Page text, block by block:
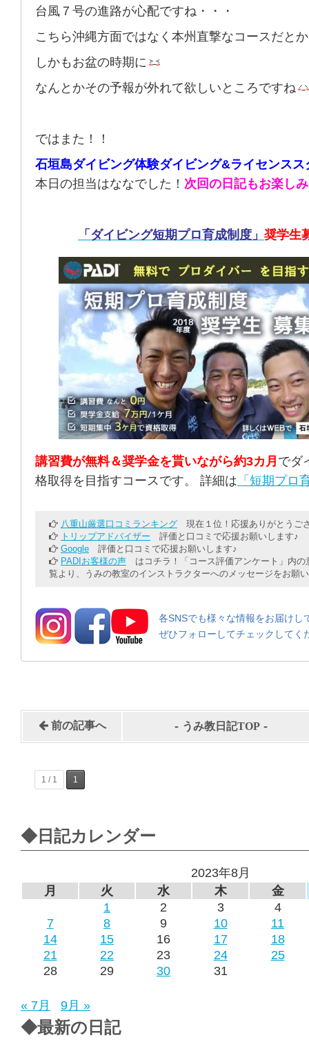
台風７号の進路が心配ですね・・・
こちら沖縄方面ではなく本州直撃なコースだと
しかもお盆の時期に
なんとかその予報が外れて欲しいところですね
ではまた！！
石垣島ダイビング体験ダイビング&ライセンスス
本日の担当はななでした！ 次回の日記もお楽し
「ダイビング短期プロ育成制度」 奨学生
講習費が無料＆奨学金を貰いながら約3カ月 でダ
格取得を目指すコースです。 詳細は 「短期プロ
八重山厳選口コミランキング 現在１位！応援ありがとうご
トリップアドバイザー 評価と口コミで応援お願いします♪
Google 評価と口コミで応援お願いします♪
PADIお客様の声 はコチラ！「コース評価アンケート」内の
覧より、うみの教室のインストラクターへのメッセージをお願
各SNSでも様々な情報をお届けし
ぜひフォローしてチェックしてく
前の記事へ - うみ教日記TOP -
1 / 1 1
◆日記カレンダー
2023年8月
月
火 水 木
金
1
2 3
4
7
8 9 10
11
14
15 16 17
18
21
22 23 24
25
28
29 30 31
« 7月 9月 »
◆最新の日記